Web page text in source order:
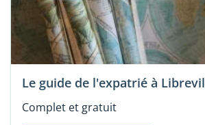
Le guide de l'expatrié à
Complet et gratuit